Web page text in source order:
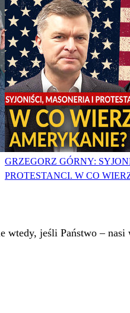
GRZEGORZ GÓRNY:
PROTESTANCI. W CO
wtedy, jeśli Państwo –